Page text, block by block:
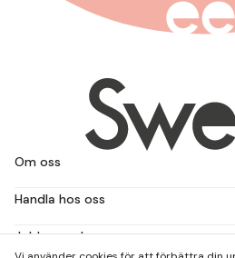
Om oss
Handla hos oss
Jobba med oss